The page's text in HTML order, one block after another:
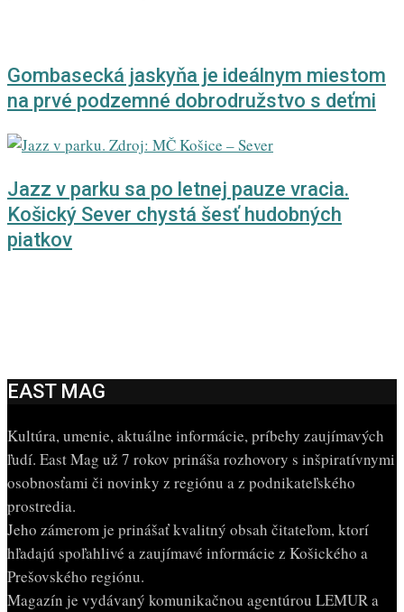
Gombasecká jaskyňa je ideálnym miestom
na prvé podzemné dobrodružstvo s deťmi
Jazz v parku sa po letnej pauze vracia.
Košický Sever chystá šesť hudobných
piatkov
EAST MAG
Kultúra, umenie, aktuálne informácie, príbehy zaujímavých
ľudí. East Mag už 7 rokov prináša rozhovory s inšpiratívnymi
osobnosťami či novinky z regiónu a z podnikateľského
prostredia.
Jeho zámerom je prinášať kvalitný obsah čitateľom, ktorí
hľadajú spoľahlivé a zaujímavé informácie z Košického a
Prešovského regiónu.
Magazín je vydávaný komunikačnou agentúrou LEMUR a